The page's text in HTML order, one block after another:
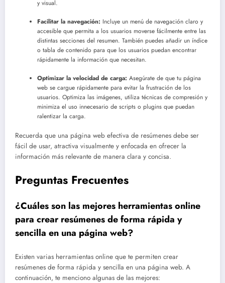
y visual.
Facilitar la navegación: Incluye un menú de navegación claro y
accesible que permita a los usuarios moverse fácilmente entre las
distintas secciones del resumen. También puedes añadir un índice
o tabla de contenido para que los usuarios puedan encontrar
rápidamente la información que necesitan.
Optimizar la velocidad de carga: Asegúrate de que tu página
web se cargue rápidamente para evitar la frustración de los
usuarios. Optimiza las imágenes, utiliza técnicas de compresión y
minimiza el uso innecesario de scripts o plugins que puedan
ralentizar la carga.
Recuerda que una página web efectiva de resúmenes debe ser
fácil de usar, atractiva visualmente y enfocada en ofrecer la
información más relevante de manera clara y concisa.
Preguntas Frecuentes
¿Cuáles son las mejores herramientas online
para crear resúmenes de forma rápida y
sencilla en una página web?
Existen varias herramientas online que te permiten crear
resúmenes de forma rápida y sencilla en una página web. A
continuación, te menciono algunas de las mejores: